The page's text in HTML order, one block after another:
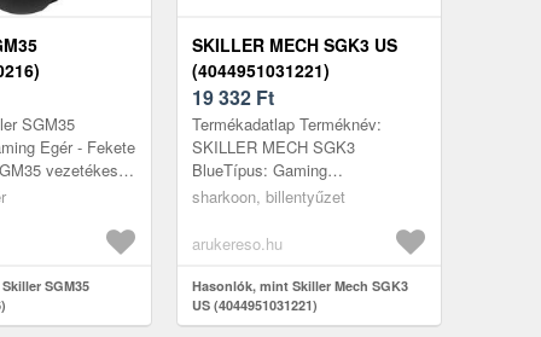
SGM35
Egér - Fekete
vezetékes
a hétköznapi
SGM35
SKILLER MECH SGK3 US
(4044951031221)
19 332 Ft
Termékadatlap Terméknév:
SKILLER MECH SGK3
BlueTípus: Gaming
billentyűzetKapcsoló technológia:
Blue)Megvilágítás:
sharkoon, billentyűzet
arukereso.hu
Hasonlók, mint Skiller Mech SGK3
US (4044951031221)